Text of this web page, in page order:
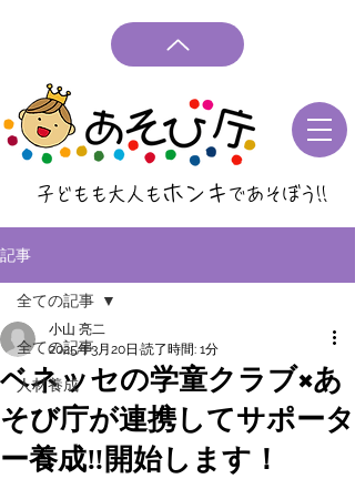
子どもも大人もホンキ であそぼう !!
記事
全ての記事
人材養成
全ての記事
ベネッセの学童クラブ×あ
そび庁が連携してサポータ
ー養成‼開始します！
小山 亮二
2025年3月20日 読了時間: 1分